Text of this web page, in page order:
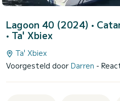
Lagoon 40 (2024) •
• Ta' Xbiex
Ta' Xbiex
Voorgesteld door Darren -